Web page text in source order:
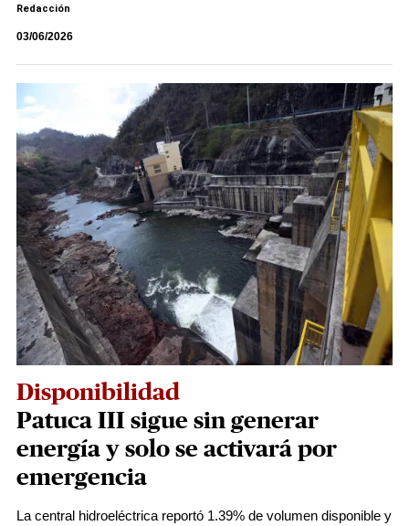
Redacción
03/06/2026
Disponibilidad
Patuca III sigue sin generar
energía y solo se activará por
emergencia
La central hidroeléctrica reportó 1.39% de volumen disponible y